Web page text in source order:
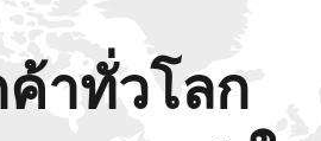
ค้าทั่วโลก